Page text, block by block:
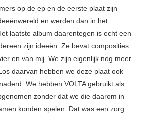
op de ep en de eerste plaat zijn
en werden dan in het
laatste album daarentegen is echt een
zijn ideeën. Ze bevat composities
en van mij. We zijn eigenlijk nog meer
daarvan hebben we deze plaat ook
We hebben VOLTA gebruikt als
zonder dat we die daarom in
konden spelen. Dat was een zorg